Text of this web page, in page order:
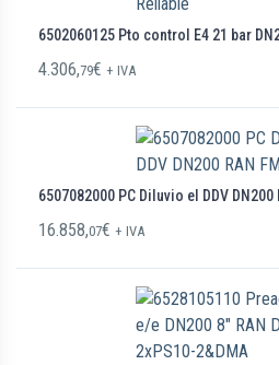
6502060125 Pto control E4 21 bar
4.306,79€ + IVA
6507082000 PC Diluvio el DDV DN200
16.858,07€ + IVA